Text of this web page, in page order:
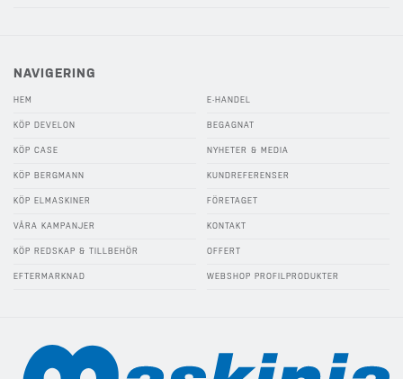
NAVIGERING
HEM
KÖP DEVELON
KÖP CASE
KÖP BERGMANN
KÖP ELMASKINER
VÅRA KAMPANJER
KÖP REDSKAP & TILLBEHÖR
EFTERMARKNAD
E-HANDEL
BEGAGNAT
NYHETER & MEDIA
KUNDREFERENSER
FÖRETAGET
KONTAKT
OFFERT
WEBSHOP PROFILPRODUKTER